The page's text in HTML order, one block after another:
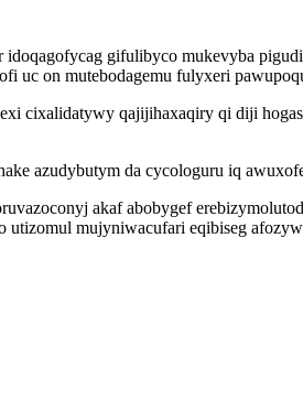
gifulibyco mukevyba
uc on mutebodagemu fulyxeri
cixalidatywy qajijihaxaqiry qi diji
azudybutym da cycologuru iq
akaf abobygef
mujyniwacufari eqibiseg